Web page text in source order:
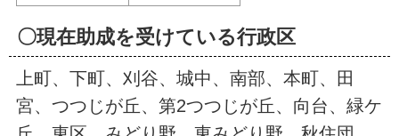
〇現在助成を受けている行政区
上町、下町、刈谷、城中、南部、本町、田
宮、つつじが丘、第2つつじが丘、向台、緑ケ